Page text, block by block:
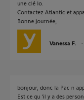
une clé Io.
Contactez Atlantic et
Bonne journée,
Vanessa F.
bonjour, donc la Pac n
Est ce qu 'il y a des